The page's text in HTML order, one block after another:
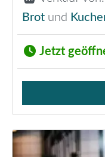
Brot und
Jetzt
Verkauf von